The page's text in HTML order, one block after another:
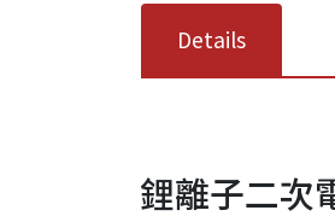
Details
鋰離子二次